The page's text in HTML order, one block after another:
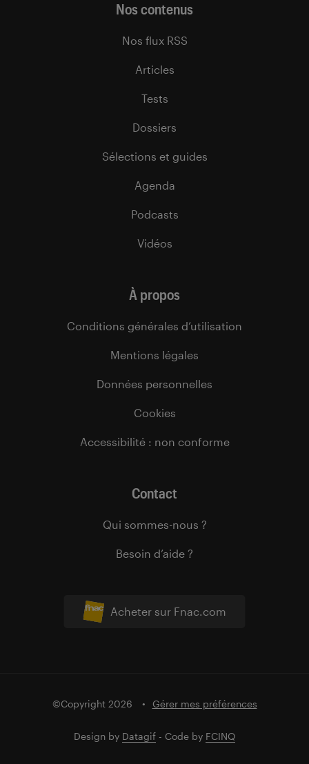
Acheter sur Fnac.com
Nos contenus
Nos flux RSS
Articles
Tests
Dossiers
Sélections et guides
Agenda
Podcasts
Vidéos
À propos
Conditions générales d’utilisation
Mentions légales
Données personnelles
Cookies
Accessibilité : non conforme
Contact
Qui sommes-nous ?
Besoin d’aide ?
©Copyright 2026 Gérer mes préférences
Design by Datagif - Code by FCINQ